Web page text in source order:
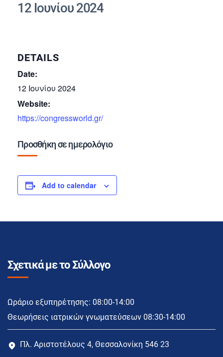
12 Ιουνίου 2024
DETAILS
Date:
12 Ιουνίου 2024
Website:
https://congressworld.gr/
Προσθήκη σε ημερολόγιο
Add to calendar
Σχετικά με το Σύλλογο
Ωράριο εξυπηρέτησης: 08:00-14:00
Θεωρήσεις ιατρικών γνωματεύσεων 08:30-14:00
Πλ. Αριστοτέλους 4, Θεσσαλονίκη 546 23